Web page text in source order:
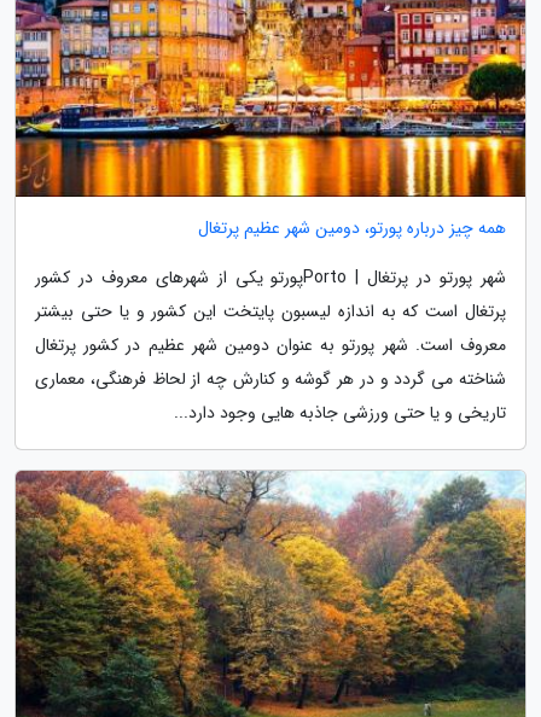
همه چیز درباره پورتو، دومین شهر عظیم پرتغال
شهر پورتو در پرتغال | Portoپورتو یکی از شهرهای معروف در کشور
پرتغال است که به اندازه لیسبون پایتخت این کشور و یا حتی بیشتر
معروف است. شهر پورتو به عنوان دومین شهر عظیم در کشور پرتغال
شناخته می گردد و در هر گوشه و کنارش چه از لحاظ فرهنگی، معماری
تاریخی و یا حتی ورزشی جاذبه هایی وجود دارد...